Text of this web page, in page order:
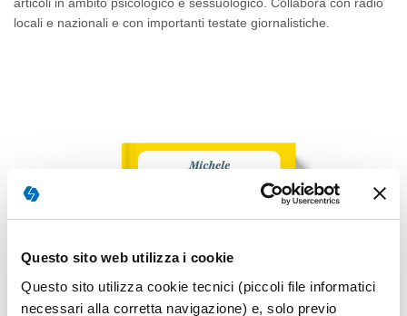
Questo sito web utilizza i cookie
Questo sito utilizza cookie tecnici (piccoli file informatici
necessari alla corretta navigazione) e, solo previo
locali e nazionali e con importanti testate giornalistiche.